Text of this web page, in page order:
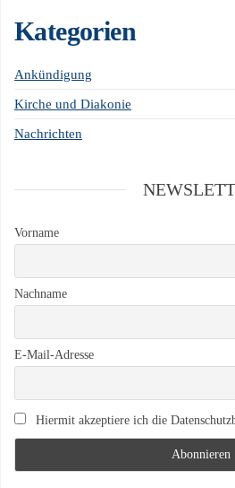
Kategorien
Ankündigung
Kirche und Diakonie
Nachrichten
Vorname
Nachname
E-Mail-Adresse
Hiermit akzeptiere ich die